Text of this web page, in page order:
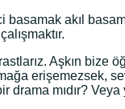
basamak akıl
Aşkın bize
erişemezsek,
drama mıdır?